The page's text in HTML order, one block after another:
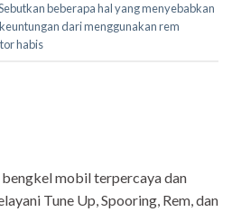
beberapa hal yang menyebabkan
dari menggunakan rem
habis
mobil terpercaya dan
Tune Up, Spooring, Rem, dan